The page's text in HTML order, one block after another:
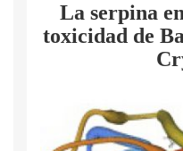
La serpina
toxicidad de